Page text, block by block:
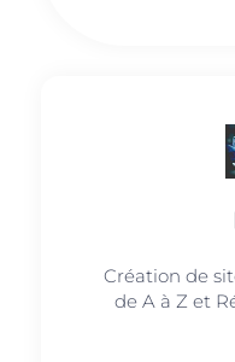
Création de
de A à Z et